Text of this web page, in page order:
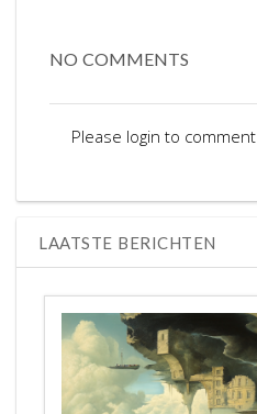
NO COMMENTS
Please login to comment
LAATSTE BERICHTEN